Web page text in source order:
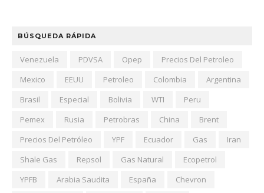
BÚSQUEDA RÁPIDA
Venezuela PDVSA Opep
Precios Del Petroleo
Mexico
EEUU Petroleo Colombia
Argentina
Brasil
Especial Bolivia WTI
Peru
Pemex
Rusia Petrobras China
Brent
Precios Del Petróleo
YPF Ecuador Gas
Iran
Shale Gas
Repsol Gas Natural
Ecopetrol
YPFB
Arabia Saudita España
Chevron